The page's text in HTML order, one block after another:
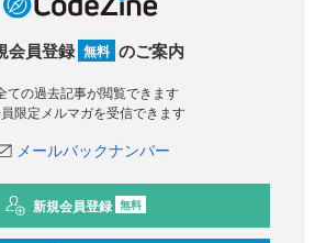
会員登録 無料 のご案内
ての過去記事が閲覧できます
員限定メルマガを受信できます
メールバックナンバー
新規会員登録 無料